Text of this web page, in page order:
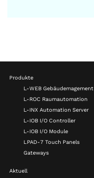
Produkte
L-WEB Gebäudemagement
L-ROC Raumautomation
L-INX Automation Server
L-IOB I/O Controller
L-IOB I/O Module
LPAD-7 Touch Panels
Gateways
Aktuell